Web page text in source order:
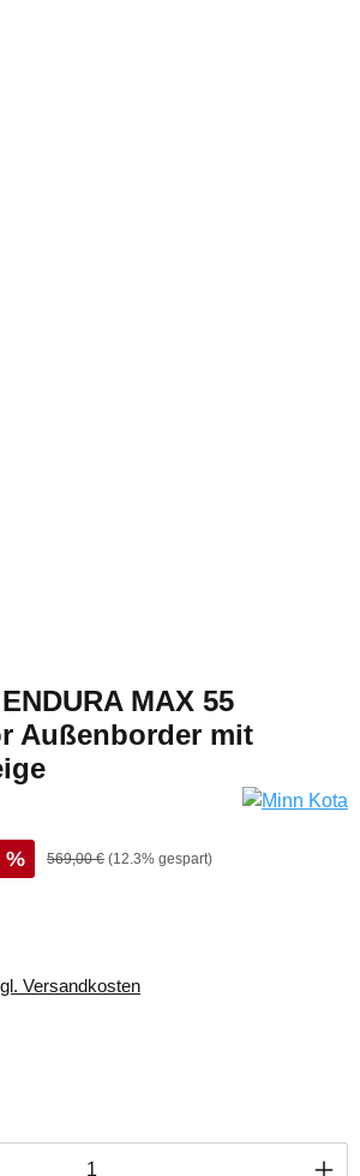
MAX 55
Außenborder mit
% 569,00 € (12.3% gespart)
Versandkosten
Gib den gewünschten